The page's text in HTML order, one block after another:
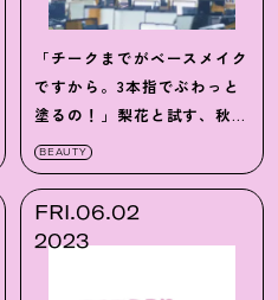
「チークまでがベースメイク
ですから。3本指でぶわっと
塗るの！」梨花と試す、秋の
新作コスメ
BEAUTY
FRI.06.02
2023